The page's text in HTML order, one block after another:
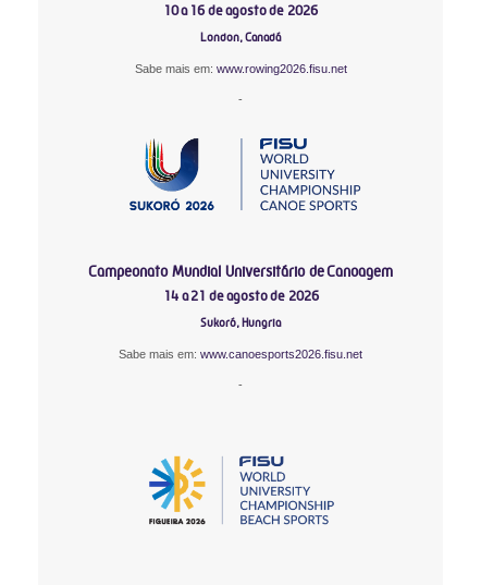
10 a 16 de agosto de 2026
London, Canadá
Sabe mais em: www.rowing2026.fisu.net
-
Campeonato Mundial Universitário de Canoagem
14 a 21 de agosto de 2026
Sukoró, Hungria
Sabe mais em:www.canoesports2026.fisu.net
-